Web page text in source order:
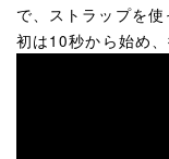
で、ストラップを
初は10秒から始め